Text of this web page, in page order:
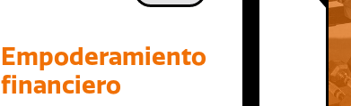
Empoderamiento
financiero